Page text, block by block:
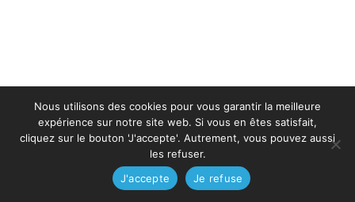
Nous utilisons des cookies pour vous garantir la meilleure
expérience sur notre site web. Si vous en êtes satisfait,
cliquez sur le bouton 'J'accepte'. Autrement, vous pouvez aussi
les refuser.
J'accepte
Je refuse